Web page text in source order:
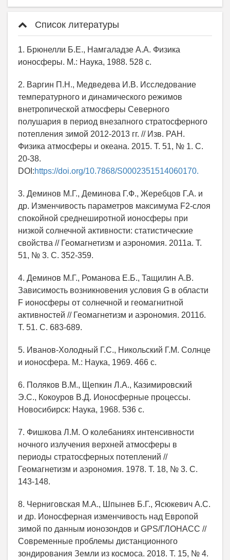
Список литературы
1. Брюнелли Б.Е., Намгаладзе А.А. Физика
ионосферы. М.: Наука, 1988. 528 с.
2. Варгин П.Н., Медведева И.В. Исследование
температурного и динамического режимов
внетропической атмосферы Северного
полушария в период внезапного стратосферного
потепления зимой 2012-2013 гг. // Изв. РАН.
Физика атмосферы и океана. 2015. Т. 51, № 1. С.
20-38.
DOI:https://doi.org/10.7868/S0002351514060170.
3. Деминов М.Г., Деминова Г.Ф., Жеребцов Г.А. и
др. Изменчивость параметров максимума F2-слоя
спокойной среднеширотной ионосферы при
низкой солнечной активности: статистические
свойства // Геомагнетизм и аэрономия. 2011a. Т.
51, № 3. С. 352-359.
4. Деминов М.Г., Романова Е.Б., Тащилин А.В.
Зависимость возникновения условия G в области
F ионосферы от солнечной и геомагнитной
активностей // Геомагнетизм и аэрономия. 2011б.
Т. 51. С. 683-689.
5. Иванов-Холодный Г.С., Никольский Г.М. Солнце
и ионосфера. М.: Наука, 1969. 466 с.
6. Поляков В.М., Щепкин Л.А., Казимировский
Э.С., Кокоуров В.Д. Ионосферные процессы.
Новосибирск: Наука, 1968. 536 с.
7. Фишкова Л.М. О колебаниях интенсивности
ночного излучения верхней атмосферы в
периоды стратосферных потеплений //
Геомагнетизм и аэрономия. 1978. Т. 18, № 3. С.
143-148.
8. Черниговская М.А., Шпынев Б.Г., Ясюкевич А.С.
и др. Ионосферная изменчивость над Европой
зимой по данным ионозондов и GPS/ГЛОНАСС //
Современные проблемы дистанционного
зондирования Земли из космоса. 2018. Т. 15, № 4.